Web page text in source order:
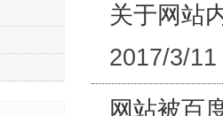
关于网站
2017/3/
网站被百